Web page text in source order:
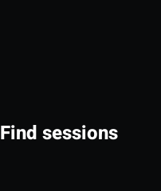
Find sessions